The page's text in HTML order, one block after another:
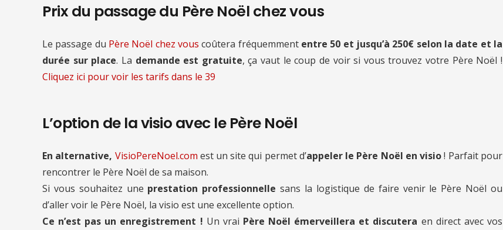
Prix du passage du Père Noël chez vous
Le passage du Père Noël chez vous coûtera fréquemment entre 50 et jusqu’à 250€ selon la date et la
durée sur place. La demande est gratuite, ça vaut le coup de voir si vous trouvez votre Père Noël !
Cliquez ici pour voir les tarifs dans le 39
L’option de la visio avec le Père Noël
En alternative, VisioPereNoel.com est un site qui permet d’appeler le Père Noël en visio! Parfait pour
rencontrer le Père Noël de sa maison.
Si vous souhaitez une prestation professionnelle sans la logistique de faire venir le Père Noël ou
d’aller voir le Père Noël, la visio est une excellente option.
Ce n’est pas un enregistrement ! Un vrai Père Noël émerveillera et discutera en direct avec vos